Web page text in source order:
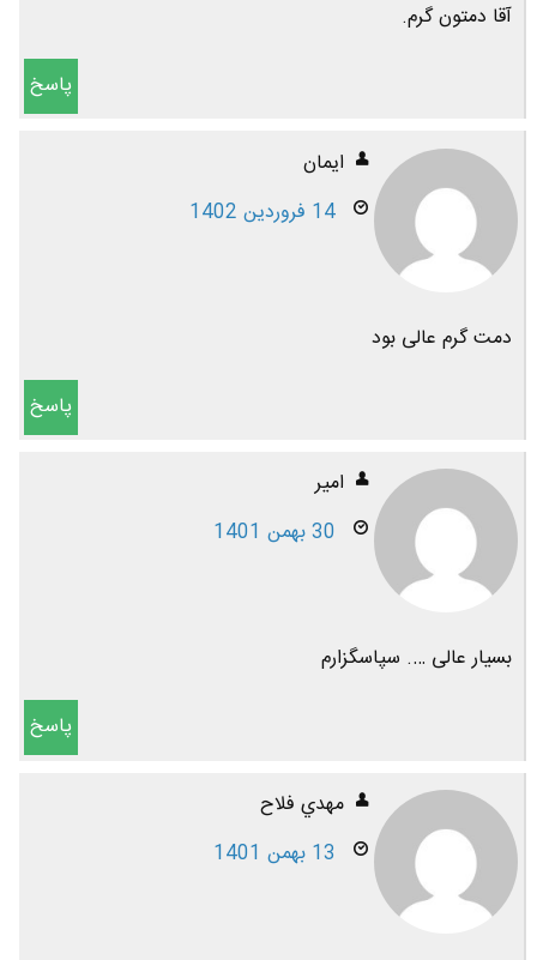
آقا دمتون گرم.
پاسخ
ایمان
14 فروردین 1402
دمت گرم عالی بود
پاسخ
امیر
30 بهمن 1401
بسیار عالی …. سپاسگزارم
پاسخ
مهدي فلاح
13 بهمن 1401